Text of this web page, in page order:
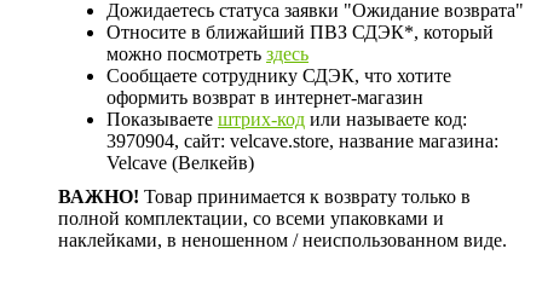
Дожидаетесь статуса заявки "Ожидание возврата"
Относите в ближайший ПВЗ СДЭК*, который
можно посмотреть здесь
Сообщаете сотруднику СДЭК, что хотите
оформить возврат в интернет-магазин
Показываете штрих-код или называете код:
3970904, сайт: velcave.store, название магазина:
Velcave (Велкейв)
ВАЖНО! Товар принимается к возврату только в
полной комплектации, со всеми упаковками и
наклейками, в неношенном / неиспользованном виде.